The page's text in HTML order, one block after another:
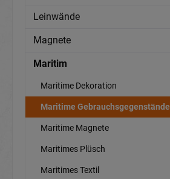
Leinwände
Magnete
Maritim
Maritime Dekoration
Maritime Gebrauchsgegenstände
Maritime Magnete
Maritimes Plüsch
Maritimes Textil